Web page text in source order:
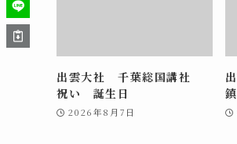
出雲大社 千葉総国講社
祝い 誕生日
2026年8月7日